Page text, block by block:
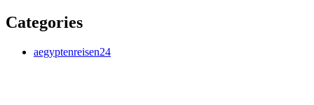
Categories
aegyptenreisen24